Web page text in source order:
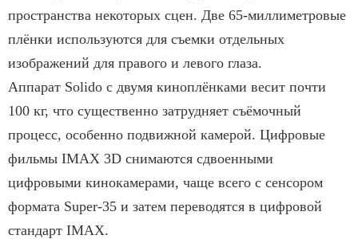
пространства некоторых сцен. Две 65-миллиметровые
плёнки используются для съемки отдельных
изображений для правого и левого глаза.
Аппарат Solido с двумя киноплёнками весит почти
100 кг, что существенно затрудняет съёмочный
процесс, особенно подвижной камерой. Цифровые
фильмы IMAX 3D снимаются сдвоенными
цифровыми кинокамерами, чаще всего с сенсором
формата Super-35 и затем переводятся в цифровой
стандарт IMAX.